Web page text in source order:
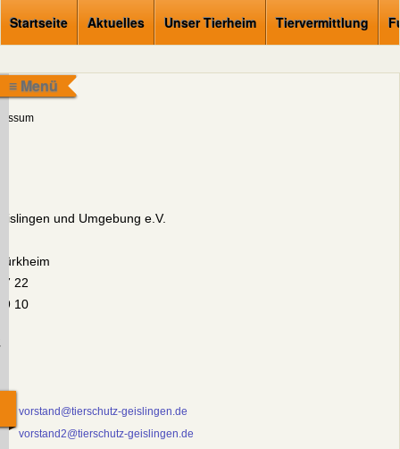
Startseite Aktuelles Unser Tierheim Tiervermittlung
≡ Menü
und Umgebung e.V.
22
10
vorstand@tierschutz-geislingen.de
vorstand2@tierschutz-geislingen.de